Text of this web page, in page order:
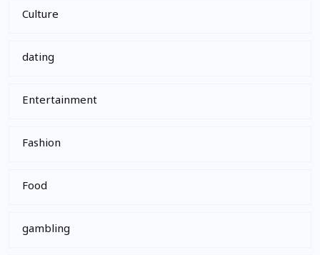
Culture
dating
Entertainment
Fashion
Food
gambling